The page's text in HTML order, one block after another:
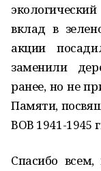
вклад в
акции
заменили
ранее, но не
Памяти,
ВОВ 1941-1945
Спасибо